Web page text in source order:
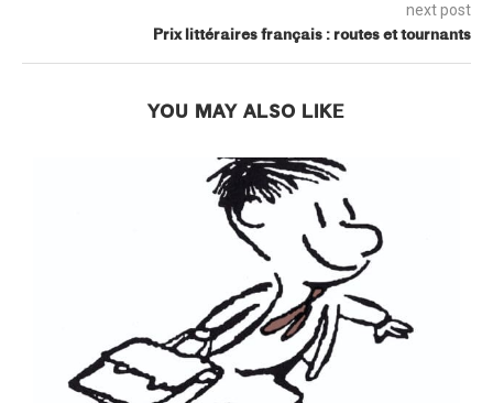
next post
Prix littéraires français : routes et tournants
YOU MAY ALSO LIKE